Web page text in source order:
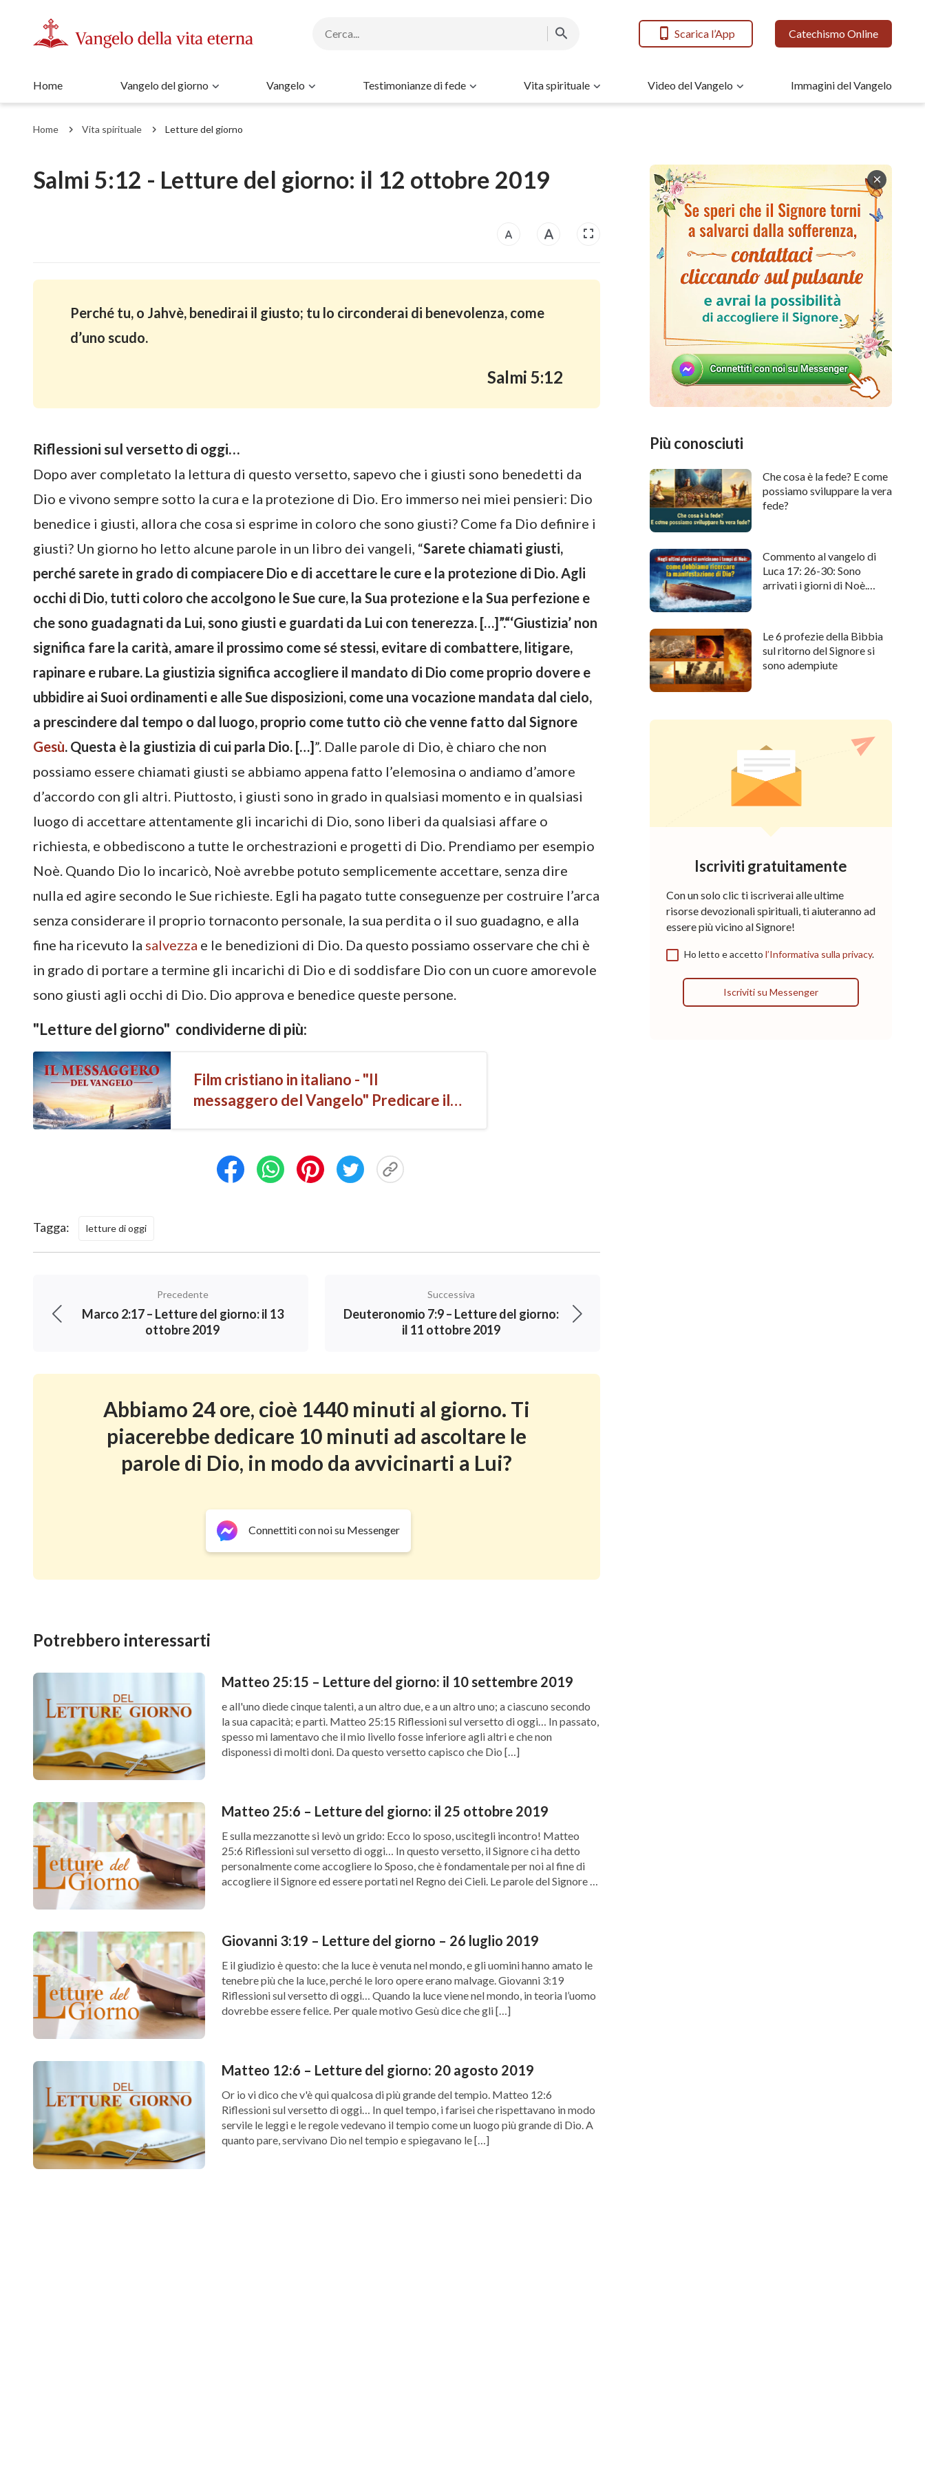
Scarica l’App Catechismo Online
Home Vangelo del giorno Vangelo Testimonianze di fede Vita spirituale Video del Vangelo Immagini del Vangelo
Home Vita spirituale Letture del giorno
Salmi 5:12 - Letture del giorno: il 12 ottobre 2019
Perché tu, o Jahvè, benedirai il giusto; tu lo circonderai di benevolenza, come
d’uno scudo.
Salmi 5:12
Riflessioni sul versetto di oggi…
Dopo aver completato la lettura di questo versetto, sapevo che i giusti sono benedetti da
Dio e vivono sempre sotto la cura e la protezione di Dio. Ero immerso nei miei pensieri: Dio
benedice i giusti, allora che cosa si esprime in coloro che sono giusti? Come fa Dio definire i
giusti? Un giorno ho letto alcune parole in un libro dei vangeli, “Sarete chiamati giusti,
perché sarete in grado di compiacere Dio e di accettare le cure e la protezione di Dio. Agli
occhi di Dio, tutti coloro che accolgono le Sue cure, la Sua protezione e la Sua perfezione e
che sono guadagnati da Lui, sono giusti e guardati da Lui con tenerezza. […]”.“‘Giustizia’ non
significa fare la carità, amare il prossimo come sé stessi, evitare di combattere, litigare,
rapinare e rubare. La giustizia significa accogliere il mandato di Dio come proprio dovere e
ubbidire ai Suoi ordinamenti e alle Sue disposizioni, come una vocazione mandata dal cielo,
a prescindere dal tempo o dal luogo, proprio come tutto ciò che venne fatto dal Signore
Gesù. Questa è la giustizia di cui parla Dio. […]”. Dalle parole di Dio, è chiaro che non
possiamo essere chiamati giusti se abbiamo appena fatto l’elemosina o andiamo d’amore
d’accordo con gli altri. Piuttosto, i giusti sono in grado in qualsiasi momento e in qualsiasi
luogo di accettare attentamente gli incarichi di Dio, sono liberi da qualsiasi affare o
richiesta, e obbediscono a tutte le orchestrazioni e progetti di Dio. Prendiamo per esempio
Noè. Quando Dio lo incaricò, Noè avrebbe potuto semplicemente accettare, senza dire
nulla ed agire secondo le Sue richieste. Egli ha pagato tutte conseguenze per costruire l’arca
senza considerare il proprio tornaconto personale, la sua perdita o il suo guadagno, e alla
fine ha ricevuto la salvezza e le benedizioni di Dio. Da questo possiamo osservare che chi è
in grado di portare a termine gli incarichi di Dio e di soddisfare Dio con un cuore amorevole
sono giusti agli occhi di Dio. Dio approva e benedice queste persone.
"Letture del giorno" condividerne di più:
Film cristiano in italiano - "Il
messaggero del Vangelo" Predicare il
Tagga: letture di oggi
Precedente
Marco 2:17 – Letture del giorno: il 13
ottobre 2019
Successiva
Deuteronomio 7:9 – Letture del giorno:
il 11 ottobre 2019
Abbiamo 24 ore, cioè 1440 minuti al giorno. Ti
piacerebbe dedicare 10 minuti ad ascoltare le
parole di Dio, in modo da avvicinarti a Lui?
Connettiti con noi su Messenger
Potrebbero interessarti
Matteo 25:15 – Letture del giorno: il 10 settembre 2019
e all'uno diede cinque talenti, a un altro due, e a un altro uno; a ciascuno secondo
la sua capacità; e partì. Matteo 25:15 Riflessioni sul versetto di oggi… In passato,
spesso mi lamentavo che il mio livello fosse inferiore agli altri e che non
disponessi di molti doni. Da questo versetto capisco che Dio […]
Matteo 25:6 – Letture del giorno: il 25 ottobre 2019
E sulla mezzanotte si levò un grido: Ecco lo sposo, uscitegli incontro! Matteo
25:6 Riflessioni sul versetto di oggi… In questo versetto, il Signore ci ha detto
personalmente come accogliere lo Sposo, che è fondamentale per noi al fine di
accogliere il Signore ed essere portati nel Regno dei Cieli. Le parole del Signore ci
Giovanni 3:19 – Letture del giorno – 26 luglio 2019
E il giudizio è questo: che la luce è venuta nel mondo, e gli uomini hanno amato le
tenebre più che la luce, perché le loro opere erano malvage. Giovanni 3:19
Riflessioni sul versetto di oggi… Quando la luce viene nel mondo, in teoria l’uomo
dovrebbe essere felice. Per quale motivo Gesù dice che gli […]
Matteo 12:6 – Letture del giorno: 20 agosto 2019
Or io vi dico che v'è qui qualcosa di più grande del tempio. Matteo 12:6
Riflessioni sul versetto di oggi… In quel tempo, i farisei che rispettavano in modo
servile le leggi e le regole vedevano il tempio come un luogo più grande di Dio. A
quanto pare, servivano Dio nel tempio e spiegavano le […]
Più conosciuti
Che cosa è la fede? E come
possiamo sviluppare la vera
fede?
Commento al vangelo di
Luca 17: 26-30: Sono
arrivati i giorni di Noè.
Le 6 profezie della Bibbia
sul ritorno del Signore si
sono adempiute
Iscriviti gratuitamente
Con un solo clic ti iscriverai alle ultime
risorse devozionali spirituali, ti aiuteranno ad
essere più vicino al Signore!
Ho letto e accetto l’Informativa sulla privacy.
Iscriviti su Messenger